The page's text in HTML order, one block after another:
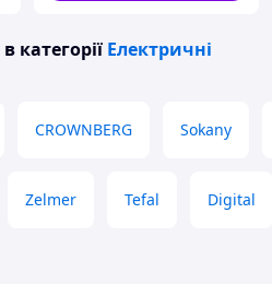
в категорії Електричні
CROWNBERG Sokany
Zelmer Tefal Digital